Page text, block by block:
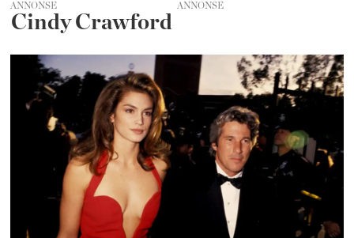
ANNONSE
Cindy Crawford